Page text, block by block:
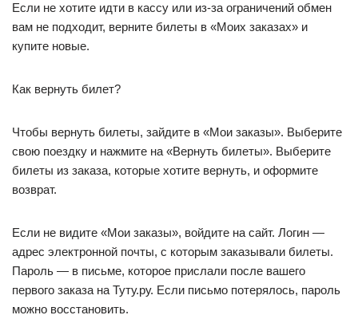
Если не хотите идти в кассу или из-за ограничений обмен
вам не подходит, верните билеты в «Моих заказах» и
купите новые.
Как вернуть билет?
Чтобы вернуть билеты, зайдите в «Мои заказы». Выберите
свою поездку и нажмите на «Вернуть билеты». Выберите
билеты из заказа, которые хотите вернуть, и оформите
возврат.
Если не видите «Мои заказы», войдите на сайт. Логин —
адрес электронной почты, с которым заказывали билеты.
Пароль — в письме, которое прислали после вашего
первого заказа на Туту.ру. Если письмо потерялось, пароль
можно восстановить.